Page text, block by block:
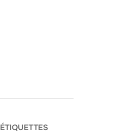
ÉTIQUETTES